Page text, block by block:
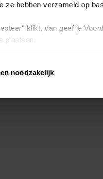
ze hebben verzameld op
klikt, dan geef je
plaatsen.
kun je ook zelf
cookiebeleid.
noodzakelijk